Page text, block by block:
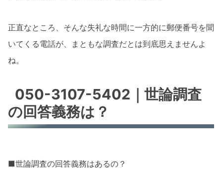
正直なところ、そんな失礼な時間に一方的に郵便番号を聞
いてくる電話が、まともな調査だとは到底思えませんよ
ね。
050-3107-5402｜世論調査
の回答義務は？
■世論調査の回答義務はあるの？